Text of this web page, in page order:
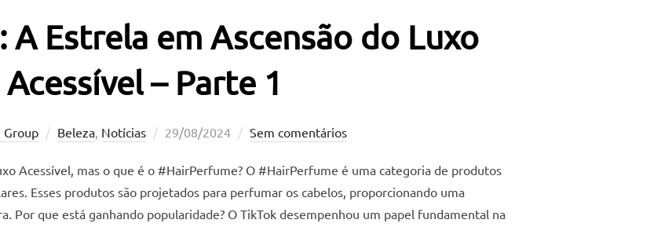
A Estrela em Ascensão do Luxo
Acessível – Parte 1
Beleza, Notícias
Postado
29/08/2024 Sem comentários
Acessível, mas o que é o #HairPerfume? O #HairPerfume é uma categoria de produtos
Esses produtos são projetados para perfumar os cabelos, proporcionando uma
Por que está ganhando popularidade? O TikTok desempenhou um papel fundamental na